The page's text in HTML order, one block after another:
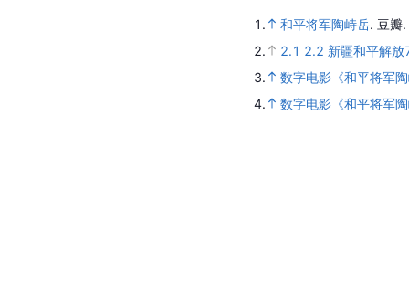
1. 和平将军陶峙岳. 豆瓣.
2.
2.1 2.2 新疆和平解
3.
数字电影《和平将军
4.
数字电影《和平将军